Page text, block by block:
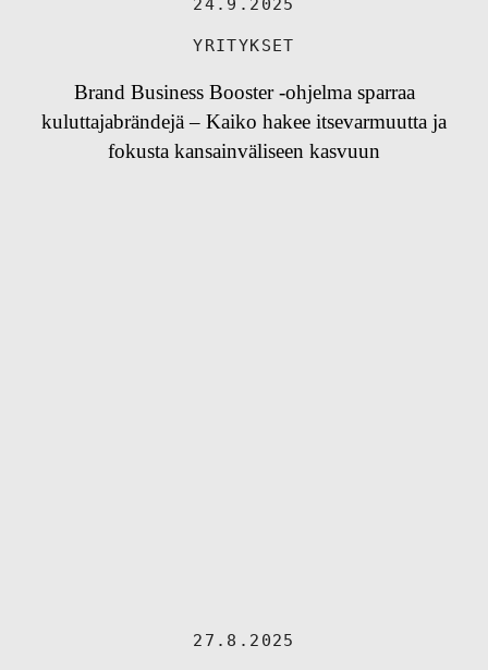
24.9.2025
YRITYKSET
Brand Business Booster -ohjelma sparraa
kuluttajabrändejä – Kaiko hakee itsevarmuutta ja
fokusta kansainväliseen kasvuun
27.8.2025